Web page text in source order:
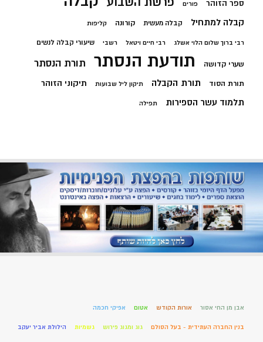
ספר הזוהר פורים
קבלה למתחיל קבלה מעשית קורונה קליפות
רבי ברוך שלום הלוי אשלג רבי חיים ויטאל רשבי שיעורי קבלה לנשים
שערי קדושה תודעת הנסתר תורת הנסתר
תורת הסוד תורת הקבלה תיקון ליל שבועות תיקוני הזוהר
תלמוד עשר הספירות תפילה
אבן מן החי אסור אורות הקודש אטום אפיקי חכמה
בנין החברה העתידית - בעל הסולם גוג ומגוג פירוש גשמיות הילולת אביר יעקב